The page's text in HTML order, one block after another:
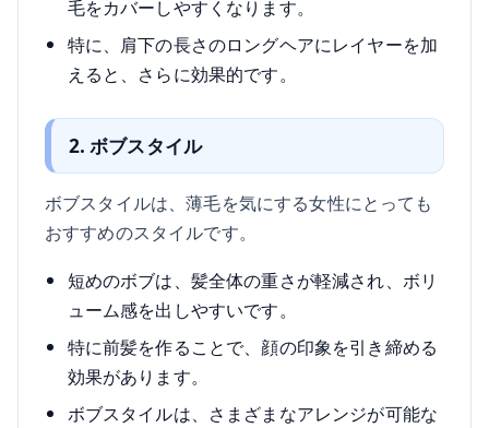
毛をカバーしやすくなります。
特に、肩下の長さのロングヘアにレイヤーを加
えると、さらに効果的です。
2. ボブスタイル
ボブスタイルは、薄毛を気にする女性にとっても
おすすめのスタイルです。
短めのボブは、髪全体の重さが軽減され、ボリ
ューム感を出しやすいです。
特に前髪を作ることで、顔の印象を引き締める
効果があります。
ボブスタイルは、さまざまなアレンジが可能な